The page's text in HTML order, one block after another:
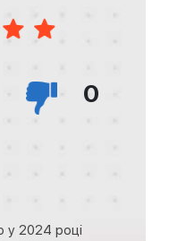
0
у 2024 році